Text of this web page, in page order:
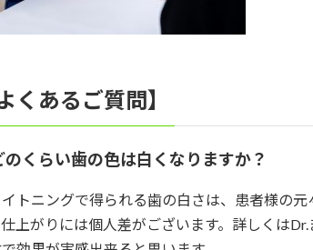
くあるご質問】
のくらい歯の色は白くなりますか？
トニングで得られる歯の白さは、患者様の
上がりには個人差がございます。詳しくは